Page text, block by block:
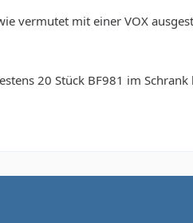
vermutet mit einer VOX
20 Stück BF981 im